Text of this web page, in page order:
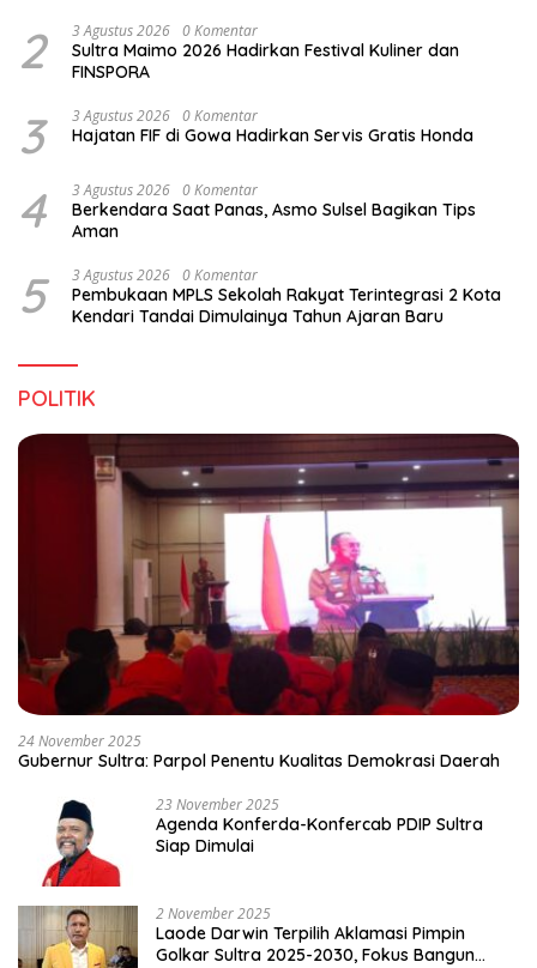
2 3 Agustus 2026 0 Komentar
Sultra Maimo 2026 Hadirkan Festival Kuliner dan
FINSPORA
3 3 Agustus 2026 0 Komentar
Hajatan FIF di Gowa Hadirkan Servis Gratis Honda
4 3 Agustus 2026 0 Komentar
Berkendara Saat Panas, Asmo Sulsel Bagikan Tips
Aman
5 3 Agustus 2026 0 Komentar
Pembukaan MPLS Sekolah Rakyat Terintegrasi 2 Kota
Kendari Tandai Dimulainya Tahun Ajaran Baru
POLITIK
24 November 2025
Gubernur Sultra: Parpol Penentu Kualitas Demokrasi Daerah
23 November 2025
Agenda Konferda-Konfercab PDIP Sultra
Siap Dimulai
2 November 2025
Laode Darwin Terpilih Aklamasi Pimpin
Golkar Sultra 2025-2030, Fokus Bangun